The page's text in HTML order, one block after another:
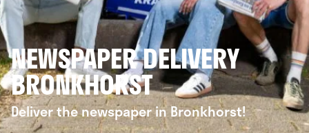
NEWSPAPER DELIVERY
BRONKHORST
Deliver the newspaper in Bronkhorst!